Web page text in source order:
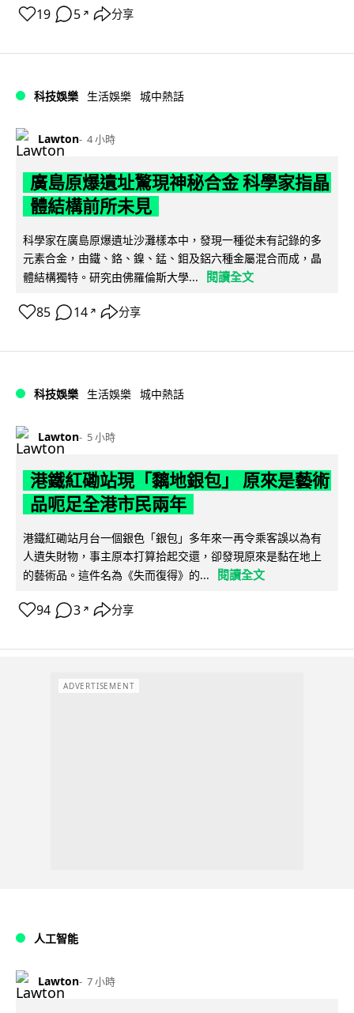
19 5 ↗ 分享
科技娛樂 生活娛樂 城中熱話
Lawton 4 小時
廣島原爆遺址驚現神秘合金 科學家指晶
體結構前所未見
科學家在廣島原爆遺址沙灘樣本中，發現一種從未有記錄的多
元素合金，由鐵、鉻、鎳、錳、鉬及鋁六種金屬混合而成，晶
體結構獨特。研究由佛羅倫斯大學...
閱讀全文
85 14 ↗ 分享
科技娛樂 生活娛樂 城中熱話
Lawton 5 小時
港鐵紅磡站現「黐地銀包」 原來是藝術
品呃足全港市民兩年
港鐵紅磡站月台一個銀色「銀包」多年來一再令乘客誤以為有
人遺失財物，事主原本打算拾起交還，卻發現原來是黏在地上
的藝術品。這件名為《失而復得》的...
閱讀全文
94 3 ↗ 分享
ADVERTISEMENT
人工智能
Lawton 7 小時